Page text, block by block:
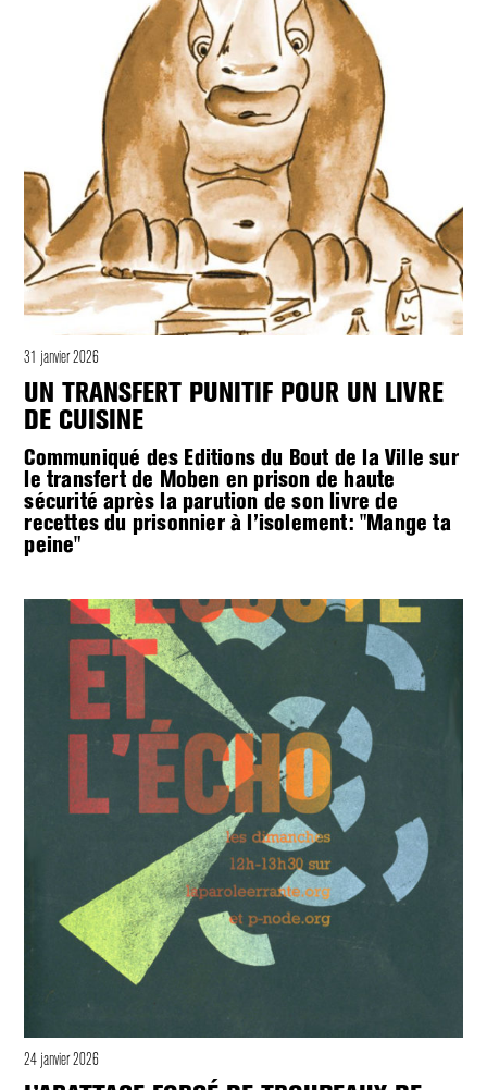
31 janvier 2026
UN TRANSFERT PUNITIF POUR UN LIVRE
DE CUISINE
Communiqué des Editions du Bout de la Ville sur
le transfert de Moben en prison de haute
sécurité après la parution de son livre de
recettes du prisonnier à l’isolement: "Mange ta
peine"
24 janvier 2026